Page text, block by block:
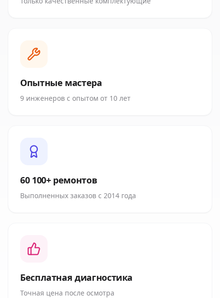
Опытные мастера
9 инженеров с опытом от 10 лет
60 100+ ремонтов
Выполненных заказов с 2014 года
Бесплатная диагностика
Точная цена после осмотра